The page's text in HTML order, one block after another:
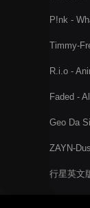
P!nk -
Timmy-
R.i.o -
Faded -
Geo Da
ZAYN-
行星英文